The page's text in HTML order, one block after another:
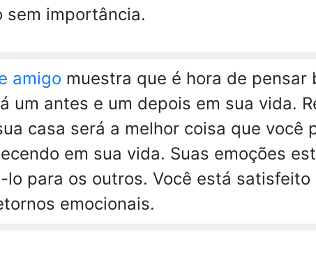
sem importância.
amigo muestra que é hora de
um antes e um depois em sua vida.
casa será a melhor coisa que você
em sua vida. Suas emoções
para os outros. Você está
emocionais.